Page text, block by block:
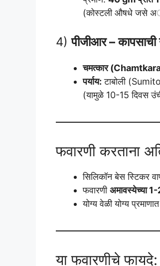
(कोस्टली औषधे जसे
4)पीजीआर –
चमत्कार
पर्याय: टाबोली
(यामुळे 10-15 दिवस
फवारणी करताना
सिलिकॉन बेस स्टिकर
फवारणीअमावस्येच्या
योग्य वेळी योग्य
या फवारणीचे फायदे: